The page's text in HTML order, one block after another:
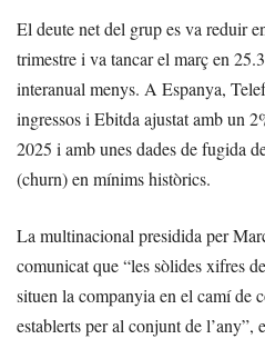
El deute net del grup es va reduir
trimestre i va tancar el març en
interanual menys. A Espanya,
ingressos i Ebitda ajustat amb un
2025 i amb unes dades de fugida
(churn) en mínims històrics.
La multinacional presidida per
comunicat que “les sòlides xifres
situen la companyia en el camí de
establerts per al conjunt de l’any”,